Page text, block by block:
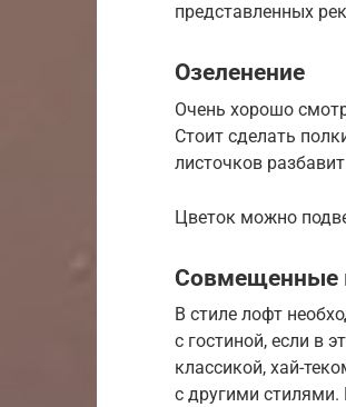
представленных
Озеленение
Очень хорошо
Стоит сделать
листочков
Цветок можно
Совмещенные
В стиле лофт
с гостиной, если в
классикой, хай-
с другими стилями.